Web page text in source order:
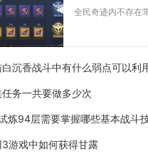
全民奇迹内不存在
沉香战斗中有什么弱点可以利
务一共要做多少次
炼94层需要掌握哪些基本战斗
游戏中如何获得甘露